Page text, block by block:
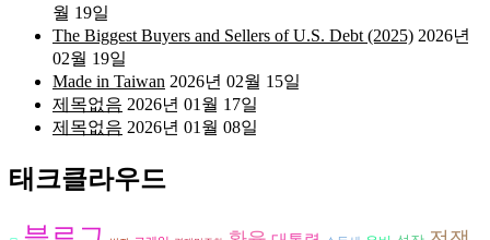
월 19일
The Biggest Buyers and Sellers of U.S. Debt (2025) 2026년
02월 19일
Made in Taiwan 2026년 02월 15일
제목없음 2026년 01월 17일
제목없음 2026년 01월 08일
태크클라우드